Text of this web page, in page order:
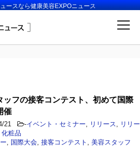
ースなら健康美容EXPOニュース
ッフの接客コンテスト、初めて国際
催
21 -イベント・セミナー リリース
リリー
化粧品
国際大会 接客コンテスト
美容スタッフ